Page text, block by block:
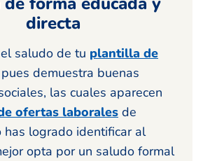
directa
saludo de tu plantilla de
demuestra buenas
las cuales aparecen
ofertas laborales de
has logrado identificar al
opta por un saludo formal